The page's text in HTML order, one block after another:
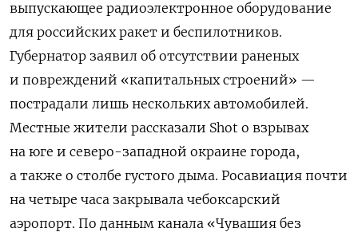
выпускающее радиоэлектронное оборудование
для российских ракет и беспилотников.
Губернатор заявил об отсутствии раненых
и повреждений «капитальных строений» —
пострадали лишь нескольких автомобилей.
Местные жители рассказали Shot о взрывах
на юге и северо-западной окраине города,
а также о столбе густого дыма. Росавиация почти
на четыре часа закрывала чебоксарский
аэропорт. По данным канала «Чувашия без